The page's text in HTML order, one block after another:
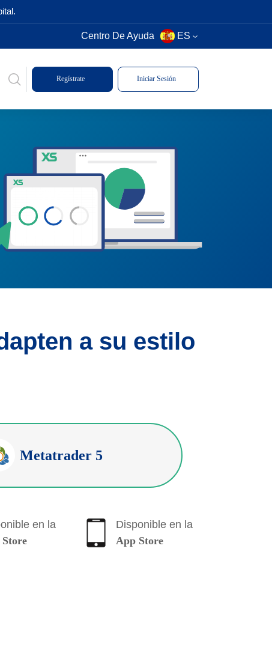
Centro De Ayuda ES
Regístrate Iniciar Sesión
a su estilo
Metatrader 5
en la
Disponible en la
App Store